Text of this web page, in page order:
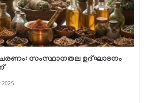
സംസ്ഥാനതല ഉദ്‌ഘാടനം